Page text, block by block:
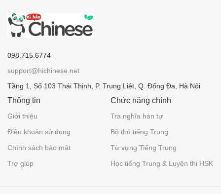
098.715.6774
support@hichinese.net
Tầng 1, Số 103 Thái Thịnh, P. Trung Liệt, Q. Đống Đa, Hà Nội
Thông tin
Giới thiệu
Điều khoản sử dụng
Chính sách bảo mật
Trợ giúp
Chức năng chính
Tra nghĩa hán tự
Bộ thủ tiếng Trung
Từ vựng Tiếng Trung
Học tiếng Trung & Luyện thi HSK